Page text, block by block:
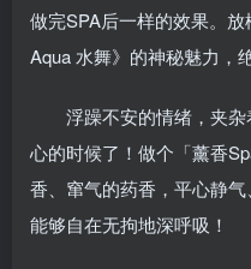
做完SPA后一样的效果。
Aqua 水舞》的神秘魅力
浮躁不安的情绪，夹杂
心的时候了！做个「薰香
香、窜气的药香，平心静
能够自在无拘地深呼吸！